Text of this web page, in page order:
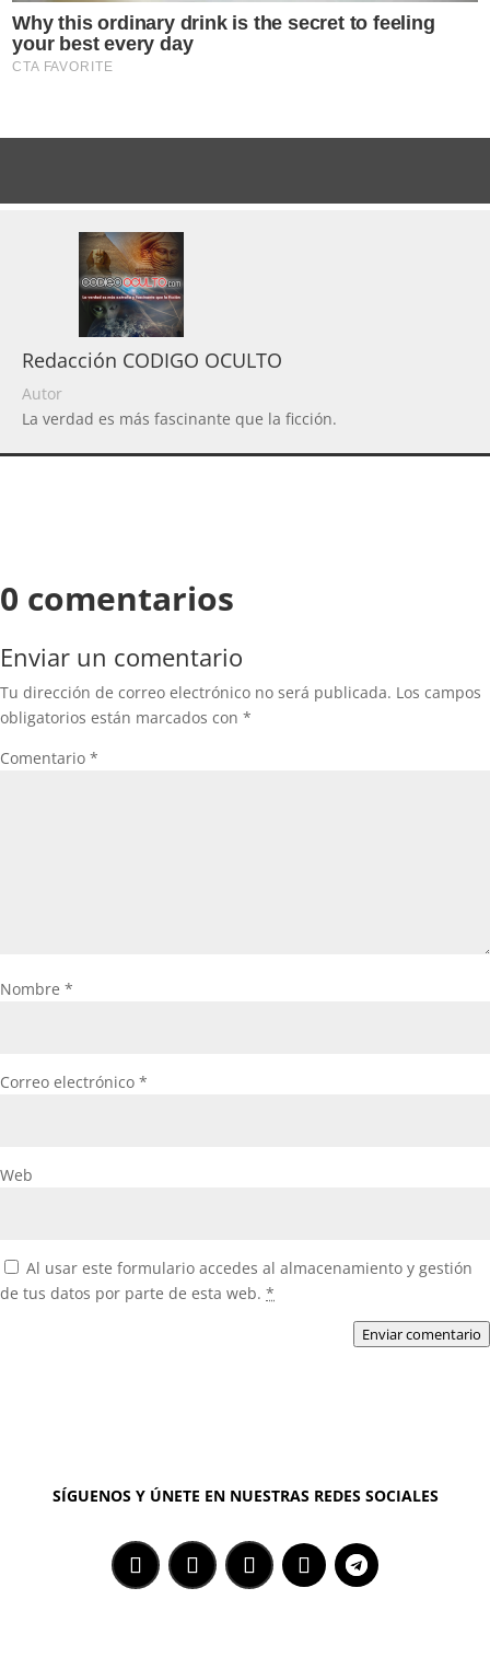
Redacción CODIGO OCULTO
Autor
La verdad es más fascinante que la ficción.
0 comentarios
Enviar un comentario
Tu dirección de correo electrónico no será publicada. Los campos
obligatorios están marcados con *
Comentario *
Nombre *
Correo electrónico *
Web
Al usar este formulario accedes al almacenamiento y gestión
de tus datos por parte de esta web. *
Enviar comentario
SÍGUENOS Y ÚNETE EN NUESTRAS REDES SOCIALES